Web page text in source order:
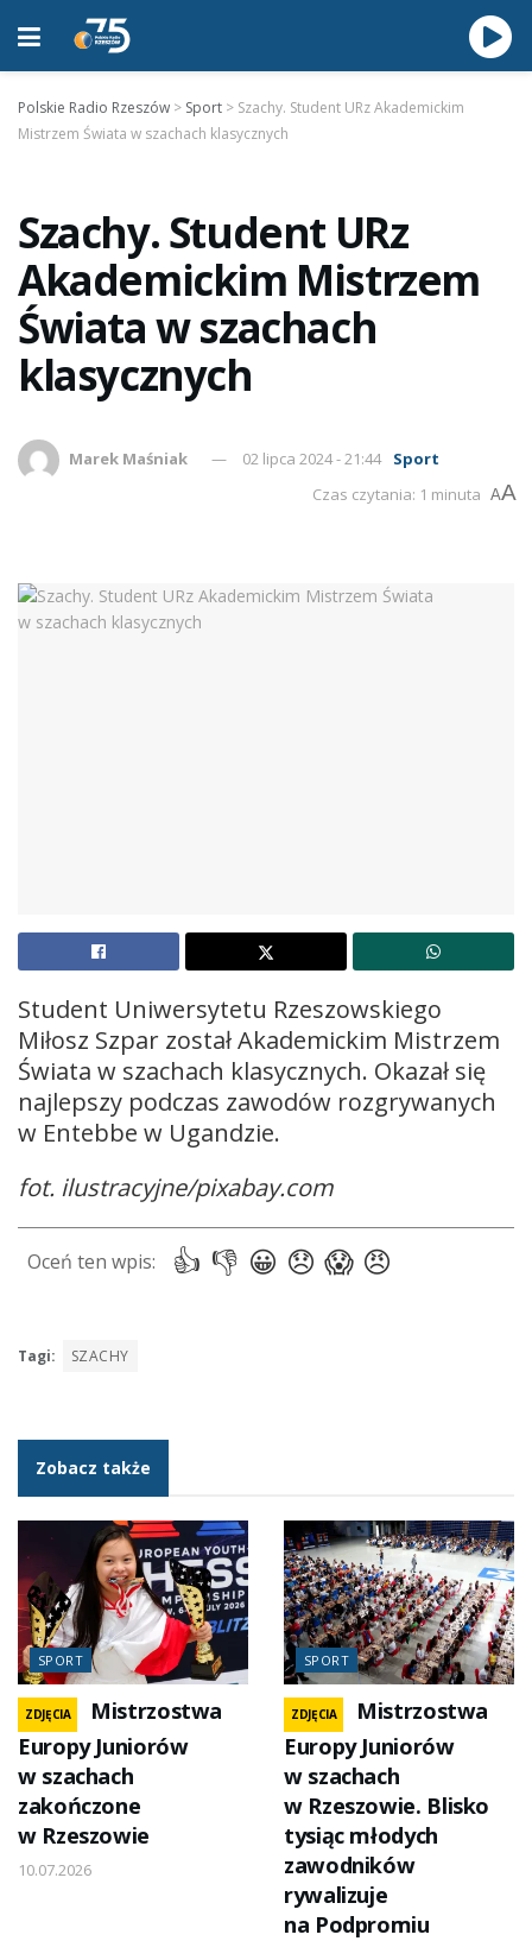
Polskie Radio Rzeszów > Sport > Szachy. Student URz Akademickim
Mistrzem Świata w szachach klasycznych
Szachy. Student URz
Akademickim Mistrzem
Świata w szachach
klasycznych
Marek Maśniak 02 lipca 2024 - 21:44 Sport
Czas czytania: 1 minuta AA
Student Uniwersytetu Rzeszowskiego
Miłosz Szpar został Akademickim Mistrzem
Świata w szachach klasycznych. Okazał się
najlepszy podczas zawodów rozgrywanych
w Entebbe w Ugandzie.
fot. ilustracyjne/pixabay.com
Tagi: SZACHY
Zobacz także
SPORT
ZDJĘCIA
Mistrzostwa
Europy Juniorów
w szachach
zakończone
w Rzeszowie
10.07.2026
SPORT
ZDJĘCIA
Mistrzostwa
Europy Juniorów
w szachach
w Rzeszowie. Blisko
tysiąc młodych
zawodników
rywalizuje
na Podpromiu